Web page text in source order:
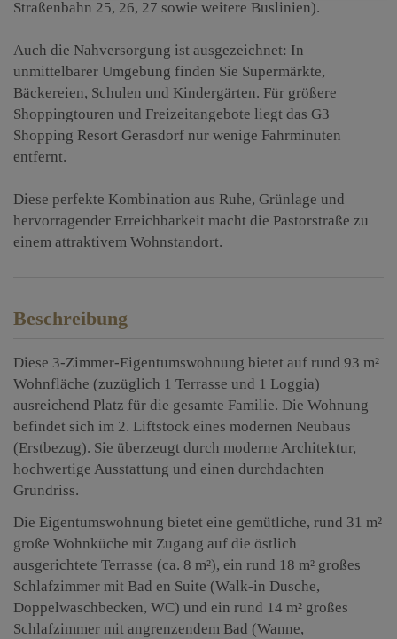
Straßenbahn 25, 26, 27 sowie weitere Buslinien).
Auch die Nahversorgung ist ausgezeichnet: In
unmittelbarer Umgebung finden Sie Supermärkte,
Bäckereien, Schulen und Kindergärten. Für größere
Shoppingtouren und Freizeitangebote liegt das G3
Shopping Resort Gerasdorf nur wenige Fahrminuten
entfernt.
Diese perfekte Kombination aus Ruhe, Grünlage und
hervorragender Erreichbarkeit macht die Pastorstraße zu
einem attraktivem Wohnstandort.
Beschreibung
Diese 3-Zimmer-Eigentumswohnung bietet auf rund 93 m²
Wohnfläche (zuzüglich 1 Terrasse und 1 Loggia)
ausreichend Platz für die gesamte Familie. Die Wohnung
befindet sich im 2. Liftstock eines modernen Neubaus
(Erstbezug). Sie überzeugt durch moderne Architektur,
hochwertige Ausstattung und einen durchdachten
Grundriss.
Die Eigentumswohnung bietet eine gemütliche, rund 31 m²
große Wohnküche mit Zugang auf die östlich
ausgerichtete Terrasse (ca. 8 m²), ein rund 18 m² großes
Schlafzimmer mit Bad en Suite (Walk-in Dusche,
Doppelwaschbecken, WC) und ein rund 14 m² großes
Schlafzimmer mit angrenzendem Bad (Wanne,